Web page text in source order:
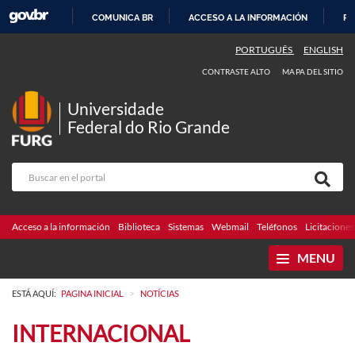
CONTENIDO
COMUNICA BR ACCESO A LA INFORMACIÓN
PORTUGUÊS ENGLISH
CONTRASTE ALTO MAPA DEL SITIO
Universidade
Federal do Rio Grande
Acceso a la información Biblioteca Sistemas Webmail Teléfonos Licitaciones
MENU
ESTÁ AQUÍ: PAGINA INICIAL > NOTÍCIAS
INTERNACIONAL